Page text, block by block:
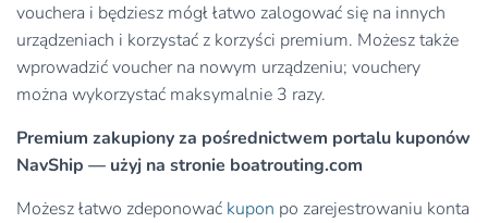
vouchera i będziesz mógł łatwo zalogować się na innych
urządzeniach i korzystać z korzyści premium. Możesz także
wprowadzić voucher na nowym urządzeniu; vouchery
można wykorzystać maksymalnie 3 razy.
Premium zakupiony za pośrednictwem portalu kuponów
NavShip — użyj na stronie boatrouting.com
Możesz łatwo zdeponować kupon po zarejestrowaniu konta